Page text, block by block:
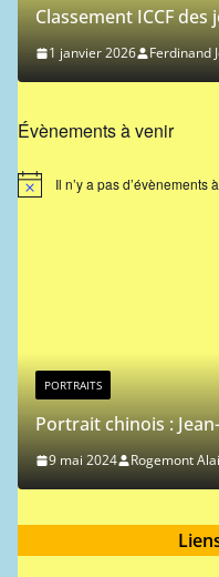
Classement ICCF des
1 janvier 2026 Ferdinand
Évènements à venir
N
Il n’y a pas d’évènements
PORTRAITS
Portrait chinois :
9 mai 2024 Rogemont